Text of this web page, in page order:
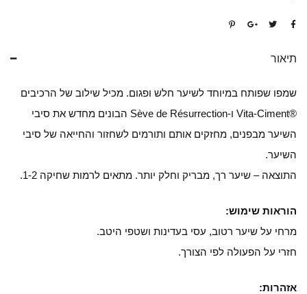
תיאור
שמפו שפותח במיוחד לשיער חלש ופגום. מכיל שילוב של הרכיבים
®Vita-Ciment ו-Sève de Résurrection הבונים מחדש את סיבי
השיער מבפנים, מחזקים אותם ותורמים לשחזור והחייאה של סיבי
השיער.
התוצאה – שיער רך, מבריק וחלק יותר. מתאים לרמות שחיקה 1-2.
הוראות שימוש:
מרחי על שיער רטוב, עסי בעדינות ושטפי היטב.
חזרי על הפעולה לפי הצורך.
אזהרות: